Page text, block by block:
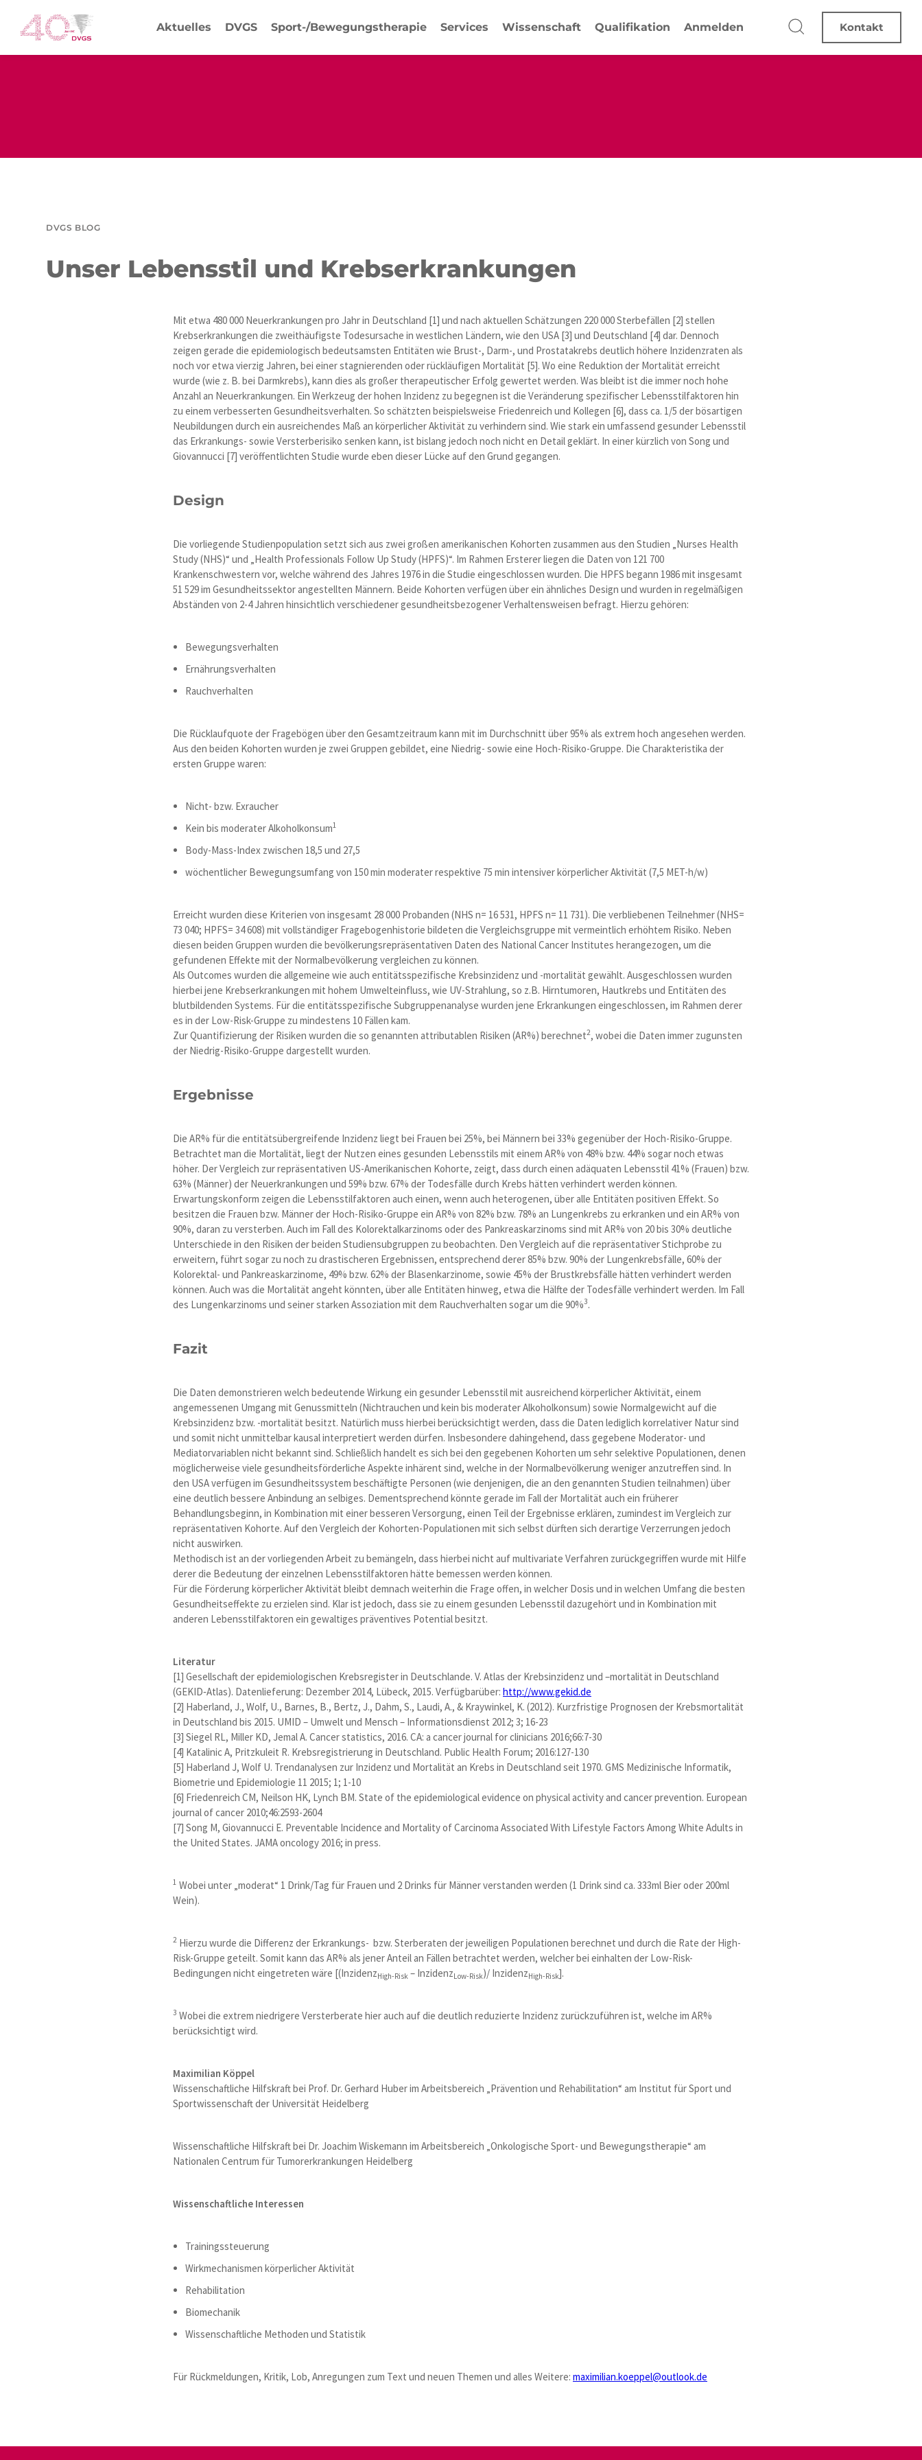
DVGS BLOG
Unser Lebensstil und Krebserkrankungen
Mit etwa 480 000 Neuerkrankungen pro Jahr in Deutschland [1] und nach aktuellen Schätzungen 220 000 Sterbefällen [2] stellen
Krebserkrankungen die zweithäufigste Todesursache in westlichen Ländern, wie den USA [3] und Deutschland [4] dar. Dennoch
zeigen gerade die epidemiologisch bedeutsamsten Entitäten wie Brust-, Darm-, und Prostatakrebs deutlich höhere Inzidenzraten als
noch vor etwa vierzig Jahren, bei einer stagnierenden oder rückläufigen Mortalität [5]. Wo eine Reduktion der Mortalität erreicht
wurde (wie z. B. bei Darmkrebs), kann dies als großer therapeutischer Erfolg gewertet werden. Was bleibt ist die immer noch hohe
Anzahl an Neuerkrankungen. Ein Werkzeug der hohen Inzidenz zu begegnen ist die Veränderung spezifischer Lebensstilfaktoren hin
zu einem verbesserten Gesundheitsverhalten. So schätzten beispielsweise Friedenreich und Kollegen [6], dass ca. 1/5 der bösartigen
Neubildungen durch ein ausreichendes Maß an körperlicher Aktivität zu verhindern sind. Wie stark ein umfassend gesunder Lebensstil
das Erkrankungs- sowie Versterberisiko senken kann, ist bislang jedoch noch nicht en Detail geklärt. In einer kürzlich von Song und
Giovannucci [7] veröffentlichten Studie wurde eben dieser Lücke auf den Grund gegangen.
Design
Die vorliegende Studienpopulation setzt sich aus zwei großen amerikanischen Kohorten zusammen aus den Studien „Nurses Health
Study (NHS)“ und „Health Professionals Follow Up Study (HPFS)“. Im Rahmen Ersterer liegen die Daten von 121 700
Krankenschwestern vor, welche während des Jahres 1976 in die Studie eingeschlossen wurden. Die HPFS begann 1986 mit insgesamt
51 529 im Gesundheitssektor angestellten Männern. Beide Kohorten verfügen über ein ähnliches Design und wurden in regelmäßigen
Abständen von 2-4 Jahren hinsichtlich verschiedener gesundheitsbezogener Verhaltensweisen befragt. Hierzu gehören:
Bewegungsverhalten
Ernährungsverhalten
Rauchverhalten
Die Rücklaufquote der Fragebögen über den Gesamtzeitraum kann mit im Durchschnitt über 95% als extrem hoch angesehen werden.
Aus den beiden Kohorten wurden je zwei Gruppen gebildet, eine Niedrig- sowie eine Hoch-Risiko-Gruppe. Die Charakteristika der
ersten Gruppe waren:
Nicht- bzw. Exraucher
Kein bis moderater Alkoholkonsum1
Body-Mass-Index zwischen 18,5 und 27,5
wöchentlicher Bewegungsumfang von 150 min moderater respektive 75 min intensiver körperlicher Aktivität (7,5 MET-h/w)
Erreicht wurden diese Kriterien von insgesamt 28 000 Probanden (NHS n= 16 531, HPFS n= 11 731). Die verbliebenen Teilnehmer (NHS=
73 040; HPFS= 34 608) mit vollständiger Fragebogenhistorie bildeten die Vergleichsgruppe mit vermeintlich erhöhtem Risiko. Neben
diesen beiden Gruppen wurden die bevölkerungsrepräsentativen Daten des National Cancer Institutes herangezogen, um die
gefundenen Effekte mit der Normalbevölkerung vergleichen zu können.
Als Outcomes wurden die allgemeine wie auch entitätsspezifische Krebsinzidenz und -mortalität gewählt. Ausgeschlossen wurden
hierbei jene Krebserkrankungen mit hohem Umwelteinfluss, wie UV-Strahlung, so z.B. Hirntumoren, Hautkrebs und Entitäten des
blutbildenden Systems. Für die entitätsspezifische Subgruppenanalyse wurden jene Erkrankungen eingeschlossen, im Rahmen derer
es in der Low-Risk-Gruppe zu mindestens 10 Fällen kam.
Zur Quantifizierung der Risiken wurden die so genannten attributablen Risiken (AR%) berechnet2, wobei die Daten immer zugunsten
der Niedrig-Risiko-Gruppe dargestellt wurden.
Ergebnisse
Die AR% für die entitätsübergreifende Inzidenz liegt bei Frauen bei 25%, bei Männern bei 33% gegenüber der Hoch-Risiko-Gruppe.
Betrachtet man die Mortalität, liegt der Nutzen eines gesunden Lebensstils mit einem AR% von 48% bzw. 44% sogar noch etwas
höher. Der Vergleich zur repräsentativen US-Amerikanischen Kohorte, zeigt, dass durch einen adäquaten Lebensstil 41% (Frauen) bzw.
63% (Männer) der Neuerkrankungen und 59% bzw. 67% der Todesfälle durch Krebs hätten verhindert werden können.
Erwartungskonform zeigen die Lebensstilfaktoren auch einen, wenn auch heterogenen, über alle Entitäten positiven Effekt. So
besitzen die Frauen bzw. Männer der Hoch-Risiko-Gruppe ein AR% von 82% bzw. 78% an Lungenkrebs zu erkranken und ein AR% von
90%, daran zu versterben. Auch im Fall des Kolorektalkarzinoms oder des Pankreaskarzinoms sind mit AR% von 20 bis 30% deutliche
Unterschiede in den Risiken der beiden Studiensubgruppen zu beobachten. Den Vergleich auf die repräsentativer Stichprobe zu
erweitern, führt sogar zu noch zu drastischeren Ergebnissen, entsprechend derer 85% bzw. 90% der Lungenkrebsfälle, 60% der
Kolorektal- und Pankreaskarzinome, 49% bzw. 62% der Blasenkarzinome, sowie 45% der Brustkrebsfälle hätten verhindert werden
können. Auch was die Mortalität angeht könnten, über alle Entitäten hinweg, etwa die Hälfte der Todesfälle verhindert werden. Im Fall
des Lungenkarzinoms und seiner starken Assoziation mit dem Rauchverhalten sogar um die 90%3.
Fazit
Die Daten demonstrieren welch bedeutende Wirkung ein gesunder Lebensstil mit ausreichend körperlicher Aktivität, einem
angemessenen Umgang mit Genussmitteln (Nichtrauchen und kein bis moderater Alkoholkonsum) sowie Normalgewicht auf die
Krebsinzidenz bzw. -mortalität besitzt. Natürlich muss hierbei berücksichtigt werden, dass die Daten lediglich korrelativer Natur sind
und somit nicht unmittelbar kausal interpretiert werden dürfen. Insbesondere dahingehend, dass gegebene Moderator- und
Mediatorvariablen nicht bekannt sind. Schließlich handelt es sich bei den gegebenen Kohorten um sehr selektive Populationen, denen
möglicherweise viele gesundheitsförderliche Aspekte inhärent sind, welche in der Normalbevölkerung weniger anzutreffen sind. In
den USA verfügen im Gesundheitssystem beschäftigte Personen (wie denjenigen, die an den genannten Studien teilnahmen) über
eine deutlich bessere Anbindung an selbiges. Dementsprechend könnte gerade im Fall der Mortalität auch ein früherer
Behandlungsbeginn, in Kombination mit einer besseren Versorgung, einen Teil der Ergebnisse erklären, zumindest im Vergleich zur
repräsentativen Kohorte. Auf den Vergleich der Kohorten-Populationen mit sich selbst dürften sich derartige Verzerrungen jedoch
nicht auswirken.
Methodisch ist an der vorliegenden Arbeit zu bemängeln, dass hierbei nicht auf multivariate Verfahren zurückgegriffen wurde mit Hilfe
derer die Bedeutung der einzelnen Lebensstilfaktoren hätte bemessen werden können.
Für die Förderung körperlicher Aktivität bleibt demnach weiterhin die Frage offen, in welcher Dosis und in welchen Umfang die besten
Gesundheitseffekte zu erzielen sind. Klar ist jedoch, dass sie zu einem gesunden Lebensstil dazugehört und in Kombination mit
anderen Lebensstilfaktoren ein gewaltiges präventives Potential besitzt.
Literatur
[1] Gesellschaft der epidemiologischen Krebsregister in Deutschlande. V. Atlas der Krebsinzidenz und –mortalität in Deutschland
(GEKID‐Atlas). Datenlieferung: Dezember 2014, Lübeck, 2015. Verfügbarüber: http://www.gekid.de
[2] Haberland, J., Wolf, U., Barnes, B., Bertz, J., Dahm, S., Laudi, A., & Kraywinkel, K. (2012). Kurzfristige Prognosen der Krebsmortalität
in Deutschland bis 2015. UMID – Umwelt und Mensch – Informationsdienst 2012; 3; 16-23
[3] Siegel RL, Miller KD, Jemal A. Cancer statistics, 2016. CA: a cancer journal for clinicians 2016;66:7-30
[4] Katalinic A, Pritzkuleit R. Krebsregistrierung in Deutschland. Public Health Forum; 2016:127-130
[5] Haberland J, Wolf U. Trendanalysen zur Inzidenz und Mortalität an Krebs in Deutschland seit 1970. GMS Medizinische Informatik,
Biometrie und Epidemiologie 11 2015; 1; 1-10
[6] Friedenreich CM, Neilson HK, Lynch BM. State of the epidemiological evidence on physical activity and cancer prevention. European
journal of cancer 2010;46:2593-2604
[7] Song M, Giovannucci E. Preventable Incidence and Mortality of Carcinoma Associated With Lifestyle Factors Among White Adults in
the United States. JAMA oncology 2016; in press.
1 Wobei unter „moderat“ 1 Drink/Tag für Frauen und 2 Drinks für Männer verstanden werden (1 Drink sind ca. 333ml Bier oder 200ml
Wein).
2 Hierzu wurde die Differenz der Erkrankungs- bzw. Sterberaten der jeweiligen Populationen berechnet und durch die Rate der High-
Risk-Gruppe geteilt. Somit kann das AR% als jener Anteil an Fällen betrachtet werden, welcher bei einhalten der Low-Risk-
Bedingungen nicht eingetreten wäre [(InzidenzHigh-Risk – InzidenzLow-Risk)/ InzidenzHigh-Risk].
3 Wobei die extrem niedrigere Versterberate hier auch auf die deutlich reduzierte Inzidenz zurückzuführen ist, welche im AR%
berücksichtigt wird.
Maximilian Köppel
Wissenschaftliche Hilfskraft bei Prof. Dr. Gerhard Huber im Arbeitsbereich „Prävention und Rehabilitation“ am Institut für Sport und
Sportwissenschaft der Universität Heidelberg
Wissenschaftliche Hilfskraft bei Dr. Joachim Wiskemann im Arbeitsbereich „Onkologische Sport- und Bewegungstherapie“ am
Nationalen Centrum für Tumorerkrankungen Heidelberg
Wissenschaftliche Interessen
Trainingssteuerung
Wirkmechanismen körperlicher Aktivität
Rehabilitation
Biomechanik
Wissenschaftliche Methoden und Statistik
Für Rückmeldungen, Kritik, Lob, Anregungen zum Text und neuen Themen und alles Weitere: maximilian.koeppel@outlook.de
Aktuelles DVGS Sport-/Bewegungstherapie Services Wissenschaft Qualifikation Anmelden Kontakt